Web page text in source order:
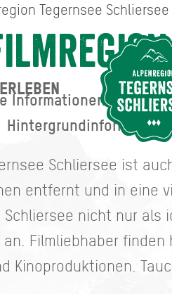
Tegernsee Schliersee
Informationen zur
Schliersee ist
entfernt und in eine
Schliersee nicht nur
Filmliebhaber
Kinoproduktionen.
ERLEBEN
Suche abschicken